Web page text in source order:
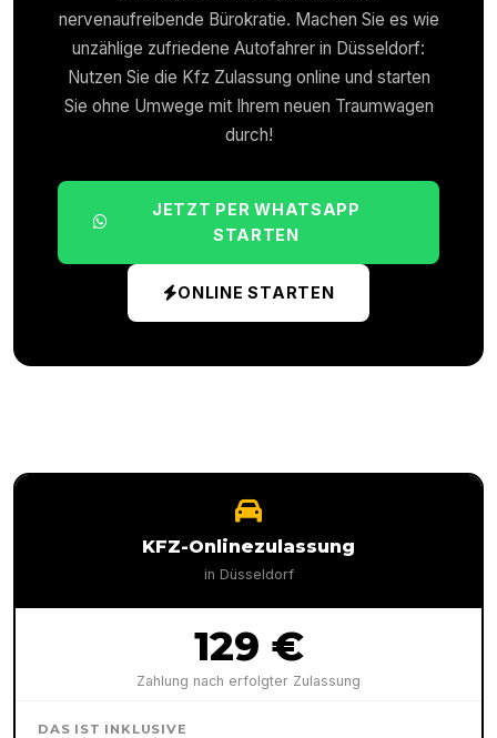
nervenaufreibende Bürokratie. Machen Sie es wie
unzählige zufriedene Autofahrer in Düsseldorf:
Nutzen Sie die Kfz Zulassung online und starten
Sie ohne Umwege mit Ihrem neuen Traumwagen
durch!
JETZT PER WHATSAPP
STARTEN
ONLINE STARTEN
KFZ-Onlinezulassung
in Düsseldorf
129 €
Zahlung nach erfolgter Zulassung
DAS IST INKLUSIVE